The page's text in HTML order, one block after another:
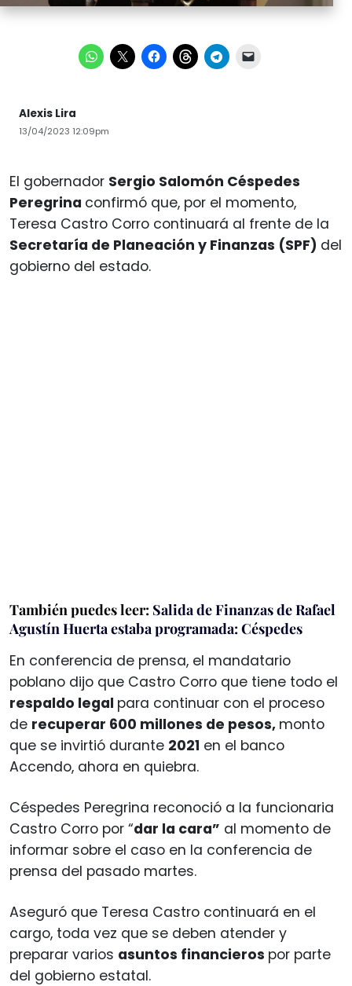
Alexis Lira
13/04/2023 12:09pm
El gobernador Sergio Salomón Céspedes
Peregrina confirmó que, por el momento,
Teresa Castro Corro continuará al frente de la
Secretaría de Planeación y Finanzas (SPF) del
gobierno del estado.
También puedes leer: Salida de Finanzas de Rafael
Agustín Huerta estaba programada: Céspedes
En conferencia de prensa, el mandatario
poblano dijo que Castro Corro que tiene todo el
respaldo legal para continuar con el proceso
de recuperar 600 millones de pesos, monto
que se invirtió durante 2021 en el banco
Accendo, ahora en quiebra.
Céspedes Peregrina reconoció a la funcionaria
Castro Corro por “dar la cara” al momento de
informar sobre el caso en la conferencia de
prensa del pasado martes.
Aseguró que Teresa Castro continuará en el
cargo, toda vez que se deben atender y
preparar varios asuntos financieros por parte
del gobierno estatal.